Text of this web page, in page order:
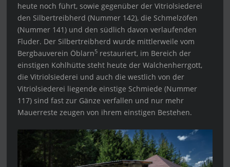
heute noch führt, sowie gegenüber der Vitriolsiederei
den Silbertreibherd (Nummer 142), die Schmelzöfen
(Nummer 141) und den südlich davon verlaufenden
Fluder. Der Silbertreibherd wurde mittlerweile vom
Bergbauverein Öblarn5 restauriert, im Bereich der
einstigen Kohlhütte steht heute der Walchenherrgott,
die Vitriolsiederei und auch die westlich von der
Vitriolsiederei liegende einstige Schmiede (Nummer
117) sind fast zur Gänze verfallen und nur mehr
Mauerreste zeugen von ihrem einstigen Bestehen.